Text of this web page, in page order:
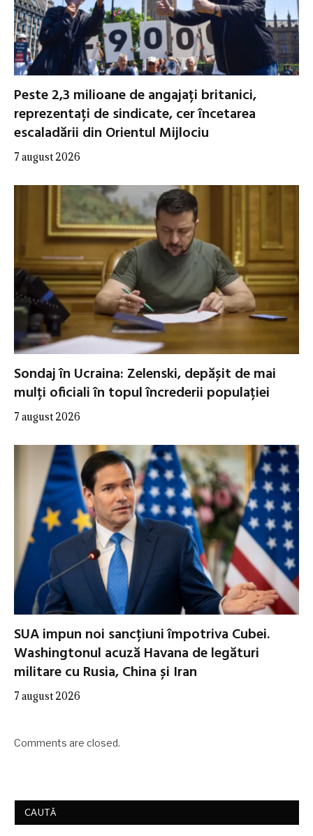
Peste 2,3 milioane de angajați britanici,
reprezentați de sindicate, cer încetarea
escaladării din Orientul Mijlociu
7 august 2026
Sondaj în Ucraina: Zelenski, depășit de mai
mulți oficiali în topul încrederii populației
7 august 2026
SUA impun noi sancțiuni împotriva Cubei.
Washingtonul acuză Havana de legături
militare cu Rusia, China și Iran
7 august 2026
Comments are closed.
CAUTĂ